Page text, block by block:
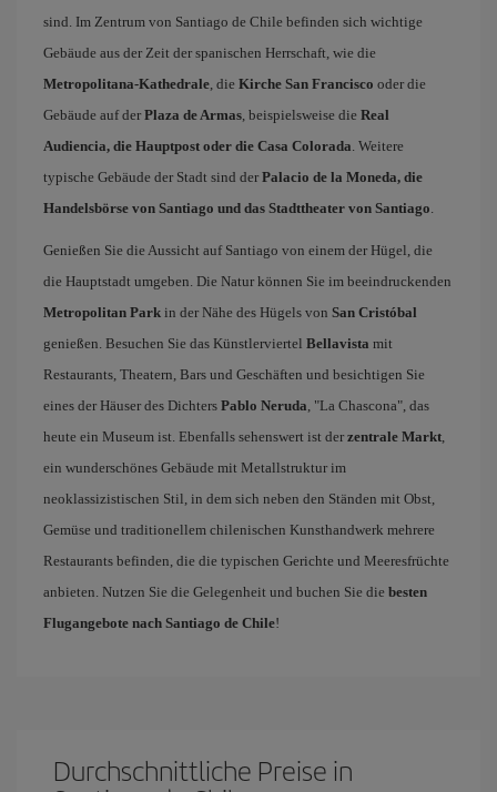
sind. Im Zentrum von Santiago de Chile befinden sich wichtige
Gebäude aus der Zeit der spanischen Herrschaft, wie die
Metropolitana-Kathedrale, die Kirche San Francisco oder die
Gebäude auf der Plaza de Armas, beispielsweise die Real
Audiencia, die Hauptpost oder die Casa Colorada. Weitere
typische Gebäude der Stadt sind der Palacio de la Moneda, die
Handelsbörse von Santiago und das Stadttheater von Santiago.
Genießen Sie die Aussicht auf Santiago von einem der Hügel, die
die Hauptstadt umgeben. Die Natur können Sie im beeindruckenden
Metropolitan Park in der Nähe des Hügels von San Cristóbal
genießen. Besuchen Sie das Künstlerviertel Bellavista mit
Restaurants, Theatern, Bars und Geschäften und besichtigen Sie
eines der Häuser des Dichters Pablo Neruda, "La Chascona", das
heute ein Museum ist. Ebenfalls sehenswert ist der zentrale Markt,
ein wunderschönes Gebäude mit Metallstruktur im
neoklassizistischen Stil, in dem sich neben den Ständen mit Obst,
Gemüse und traditionellem chilenischen Kunsthandwerk mehrere
Restaurants befinden, die die typischen Gerichte und Meeresfrüchte
anbieten. Nutzen Sie die Gelegenheit und buchen Sie die besten
Flugangebote nach Santiago de Chile!
Durchschnittliche Preise in